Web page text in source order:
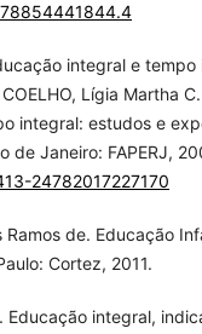
integral e
Lígia Martha
integral: estudos e
de Janeiro: FAPERJ,
24782017227170
Ramos de. Educação
Cortez, 2011.
Educação integral,